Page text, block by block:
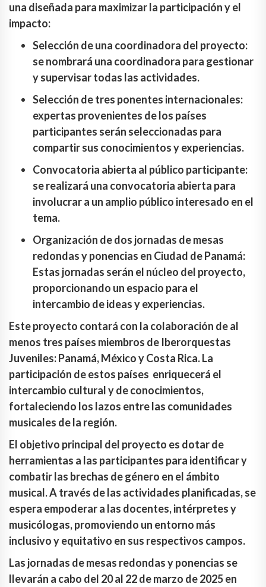
una diseñada para maximizar la participación y el
impacto:
Selección de una coordinadora del proyecto:
se nombrará una coordinadora para gestionar
y supervisar todas las actividades.
Selección de tres ponentes internacionales:
expertas provenientes de los países
participantes serán seleccionadas para
compartir sus conocimientos y experiencias.
Convocatoria abierta al público participante:
se realizará una convocatoria abierta para
involucrar a un amplio público interesado en el
tema.
Organización de dos jornadas de mesas
redondas y ponencias en Ciudad de Panamá:
Estas jornadas serán el núcleo del proyecto,
proporcionando un espacio para el
intercambio de ideas y experiencias.
Este proyecto contará con la colaboración de al
menos tres países miembros de Iberorquestas
Juveniles: Panamá, México y Costa Rica. La
participación de estos países enriquecerá el
intercambio cultural y de conocimientos,
fortaleciendo los lazos entre las comunidades
musicales de la región.
El objetivo principal del proyecto es dotar de
herramientas a las participantes para identificar y
combatir las brechas de género en el ámbito
musical. A través de las actividades planificadas, se
espera empoderar a las docentes, intérpretes y
musicólogas, promoviendo un entorno más
inclusivo y equitativo en sus respectivos campos.
Las jornadas de mesas redondas y ponencias se
llevarán a cabo del 20 al 22 de marzo de 2025 en